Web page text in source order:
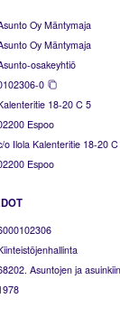
Oy Mäntymaja
Oy Mäntymaja
osakeyhtiö
0
18-20 C 5
Espoo
o Ilola Kalenteritie 18-20
Espoo
Asuntojen ja